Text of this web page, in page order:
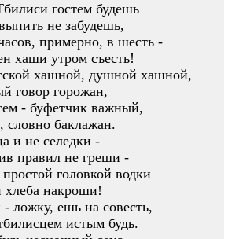
гостем будешь
не забудешь,
примерно, в шесть -
хаши утром съесть!
хашной, душной хашной,
говор горожан,
- буфетчик важный,
словно баклажан.
и не селедки -
правил не греши -
головкой водки
накроши!
ложку, ешь на совесть,
истым будь.